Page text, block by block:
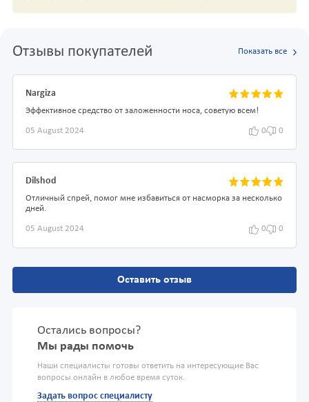
Отзывы покупателей Показать все
Nargiza
Эффективное средство от заложенности носа, советую всем!
05 August 2024 0 0
Dilshod
Отличный спрей, помог мне избавиться от насморка за несколько
дней.
05 August 2024 0 0
Оставить отзыв
Остались вопросы?
Мы рады помочь
Наши специалисты готовы ответить на интересующие Вас
вопросы онлайн в любое время суток.
Задать вопрос специалисту